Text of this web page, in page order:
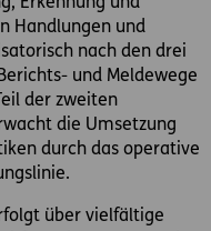
Handlungen und
nach den drei
und Meldewege
der zweiten
die Umsetzung
durch das operative
über vielfältige